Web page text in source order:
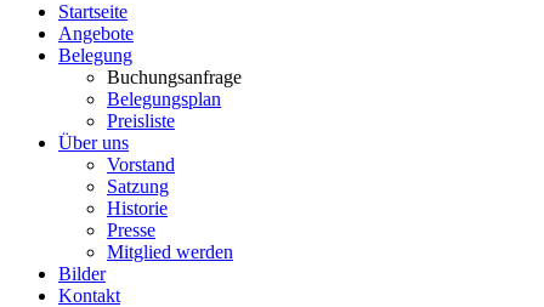
Startseite
Angebote
Belegung
Buchungsanfrage
Belegungsplan
Preisliste
Über uns
Vorstand
Satzung
Historie
Presse
Mitglied werden
Bilder
Kontakt